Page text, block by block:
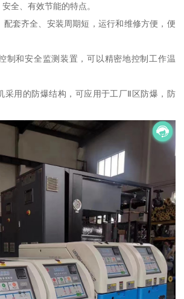
全、有效节能的特点。
配套齐全、安装周期短，运行和维修方便，便
制和安全监测装置，可以精密地控制工作温
采用的防爆结构，可应用于工厂Ⅱ区防爆，防